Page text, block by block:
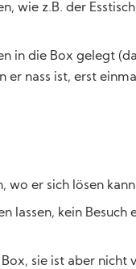
wie z.B. der
in die Box gelegt
er nass ist, erst
wo er sich lösen kann
lassen, kein
sie ist aber nicht